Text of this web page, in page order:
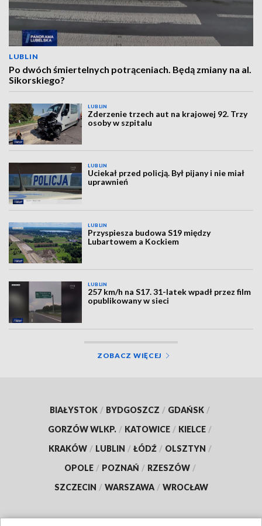
LUBLIN
Po dwóch śmiertelnych potrąceniach. Będą zmiany na al.
Sikorskiego?
LUBLIN
Zderzenie trzech aut na krajowej 92. Trzy
osoby w szpitalu
LUBLIN
Uciekał przed policją. Był pijany i nie miał
uprawnień
LUBLIN
Przyspiesza budowa S19 między
Lubartowem a Kockiem
LUBLIN
257 km/h na S17. 31-latek wpadł przez film
opublikowany w sieci
ZOBACZ WIĘCEJ
BIAŁYSTOK / BYDGOSZCZ / GDAŃSK /
GORZÓW WLKP. / KATOWICE / KIELCE /
KRAKÓW / LUBLIN / ŁÓDŹ / OLSZTYN /
OPOLE / POZNAŃ / RZESZÓW /
SZCZECIN / WARSZAWA / WROCŁAW